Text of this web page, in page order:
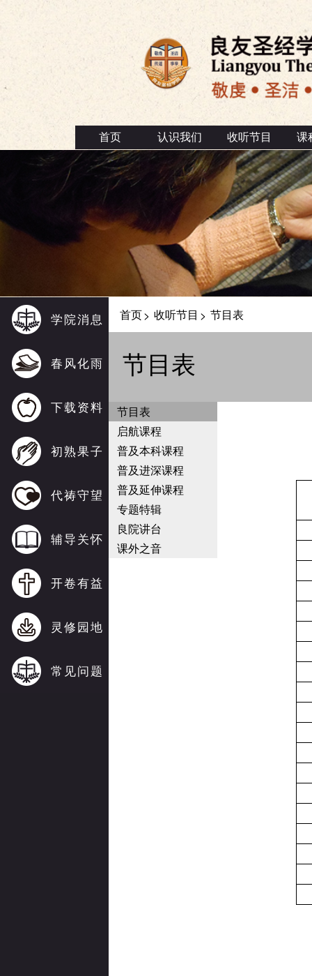
首页 认识我们 收听节目 课
学院消息
春风化雨
下载资料
初熟果子
代祷守望
辅导关怀
开卷有益
灵修园地
常见问题
首页> 收听节目 > 节目表
节目表
节目表
启航课程
普及本科课程
普及进深课程
普及延伸课程
专题特辑
良院讲台
课外之音